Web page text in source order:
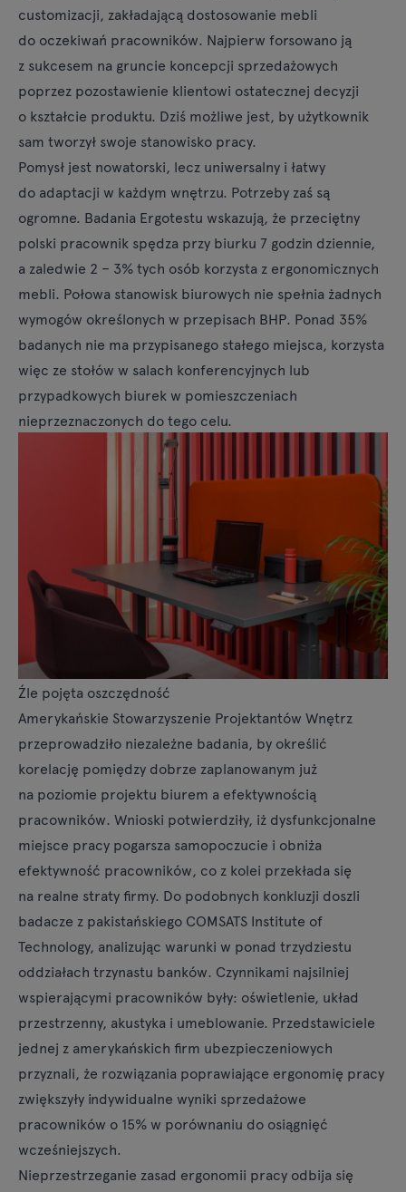
customizacji, zakładającą dostosowanie mebli
do oczekiwań pracowników. Najpierw forsowano ją
z sukcesem na gruncie koncepcji sprzedażowych
poprzez pozostawienie klientowi ostatecznej decyzji
o kształcie produktu. Dziś możliwe jest, by użytkownik
sam tworzył swoje stanowisko pracy.
Pomysł jest nowatorski, lecz uniwersalny i łatwy
do adaptacji w każdym wnętrzu. Potrzeby zaś są
ogromne. Badania Ergotestu wskazują, że przeciętny
polski pracownik spędza przy biurku 7 godzin dziennie,
a zaledwie 2 – 3% tych osób korzysta z ergonomicznych
mebli. Połowa stanowisk biurowych nie spełnia żadnych
wymogów określonych w przepisach BHP. Ponad 35%
badanych nie ma przypisanego stałego miejsca, korzysta
więc ze stołów w salach konferencyjnych lub
przypadkowych biurek w pomieszczeniach
nieprzeznaczonych do tego celu.
Źle pojęta oszczędność
Amerykańskie Stowarzyszenie Projektantów Wnętrz
przeprowadziło niezależne badania, by określić
korelację pomiędzy dobrze zaplanowanym już
na poziomie projektu biurem a efektywnością
pracowników. Wnioski potwierdziły, iż dysfunkcjonalne
miejsce pracy pogarsza samopoczucie i obniża
efektywność pracowników, co z kolei przekłada się
na realne straty firmy. Do podobnych konkluzji doszli
badacze z pakistańskiego COMSATS Institute of
Technology, analizując warunki w ponad trzydziestu
oddziałach trzynastu banków. Czynnikami najsilniej
wspierającymi pracowników były: oświetlenie, układ
przestrzenny, akustyka i umeblowanie. Przedstawiciele
jednej z amerykańskich firm ubezpieczeniowych
przyznali, że rozwiązania poprawiające ergonomię pracy
zwiększyły indywidualne wyniki sprzedażowe
pracowników o 15% w porównaniu do osiągnięć
wcześniejszych.
Nieprzestrzeganie zasad ergonomii pracy odbija się